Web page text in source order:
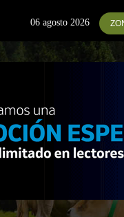
06 agosto 2026